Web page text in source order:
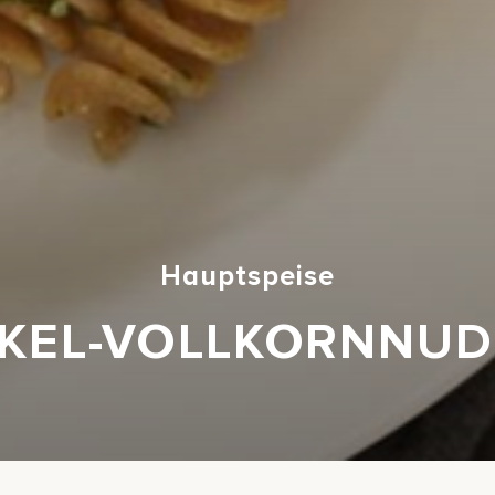
Hauptspeise